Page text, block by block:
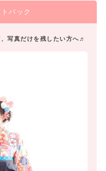
パック
写真だけを残したい方へ♬